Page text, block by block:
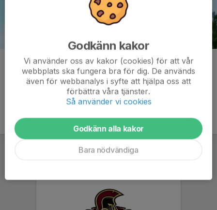
Kommentarer
Godkänn kakor
Vi använder oss av kakor (cookies) för att vår
webbplats ska fungera bra för dig. De används
även för webbanalys i syfte att hjälpa oss att
förbättra våra tjänster.
Så använder vi cookies
Godkänn alla kakor
Bara nödvändiga